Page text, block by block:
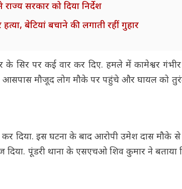
सरकार को दिया निर्देश
बेटियां बचाने की लगाती रहीं गुहार
सिर पर कई वार कर दिए. हमले में कामेश्वर
मौजूद लोग मौके पर पहुंचे और घायल को
दिया. इस घटना के बाद आरोपी उमेश दास मौके से
दिया. पूंडरी थाना के एसएचओ शिव कुमार ने